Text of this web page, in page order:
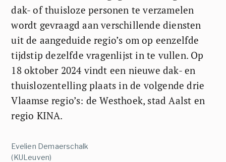
dak- of thuisloze personen te verzamelen
wordt gevraagd aan verschillende diensten
uit de aangeduide regio’s om op eenzelfde
tijdstip dezelfde vragenlijst in te vullen. Op
18 oktober 2024 vindt een nieuwe dak- en
thuislozentelling plaats in de volgende drie
Vlaamse regio’s: de Westhoek, stad Aalst en
regio KINA.
Evelien Demaerschalk
(KULeuven)